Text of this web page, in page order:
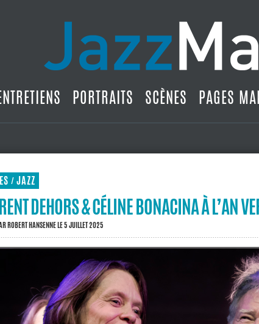
PORTRAITS SCÈNES PAGES
/ JAZZ
DEHORS & CÉLINE BONACINA À L’AN
ROBERT HANSENNELE 5 JUILLET 2025